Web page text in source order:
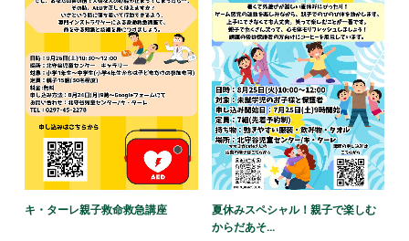
キ・ターレ親子救命救急講座
夏休みスペシャル！親子で楽しむ
からだあそ...